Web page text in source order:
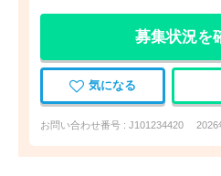
募集状況を
気になる
お問い合わせ番号 : J101234420 2026